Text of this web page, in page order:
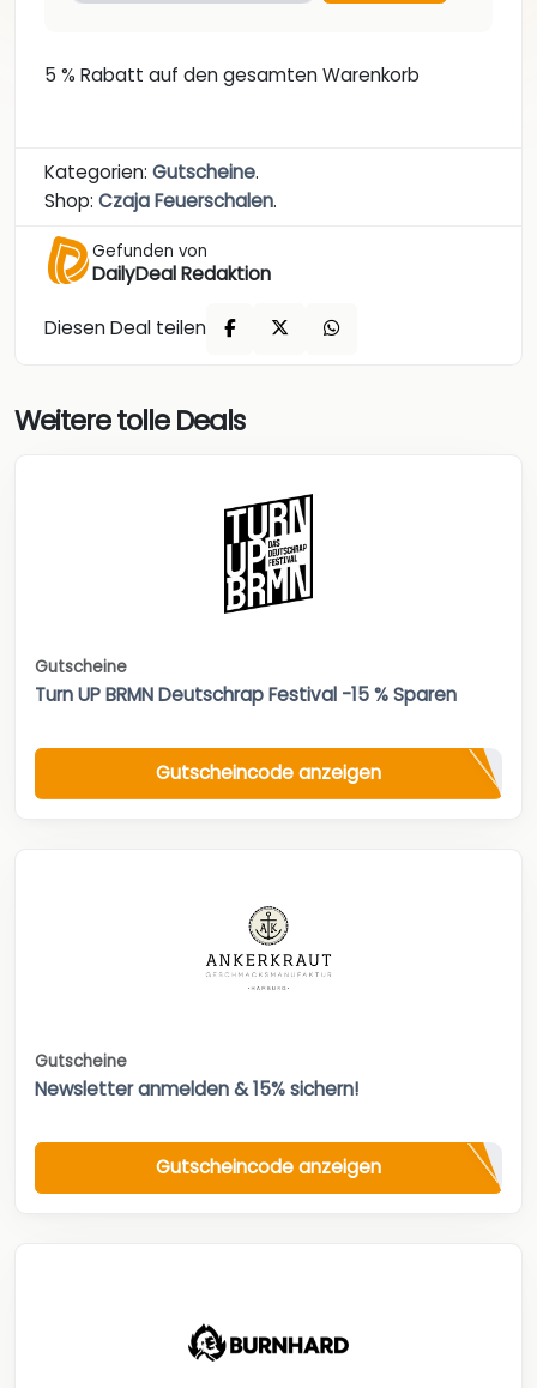
5 % Rabatt auf den gesamten Warenkorb
Kategorien: Gutscheine.
Shop: Czaja Feuerschalen.
Gefunden von
DailyDeal Redaktion
Diesen Deal teilen
Weitere tolle Deals
Gutscheine
Turn UP BRMN Deutschrap Festival -15 % Sparen
Gutscheincode anzeigen
Gutscheine
Newsletter anmelden & 15% sichern!
Gutscheincode anzeigen